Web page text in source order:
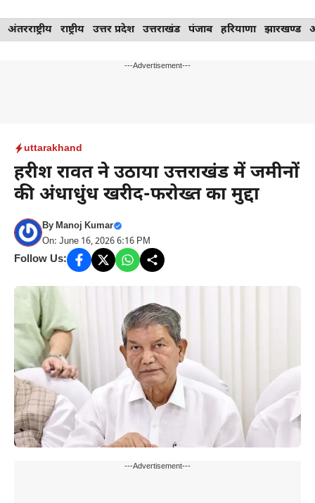
Skip
to
अंतरराष्ट्रीय राष्ट्रीय उत्तर प्रदेश उत्तराखंड पंजाब हरियाणा झारखण्ड
---Advertisement---
uttarakhand
हरीश रावत ने उठाया उत्तराखंड में जमीनों
की अंधाधुंध खरीद-फरोख्त का मुद्दा
ByManoj Kumar
On: June 16, 2026 6:16 PM
Follow Us:
---Advertisement---